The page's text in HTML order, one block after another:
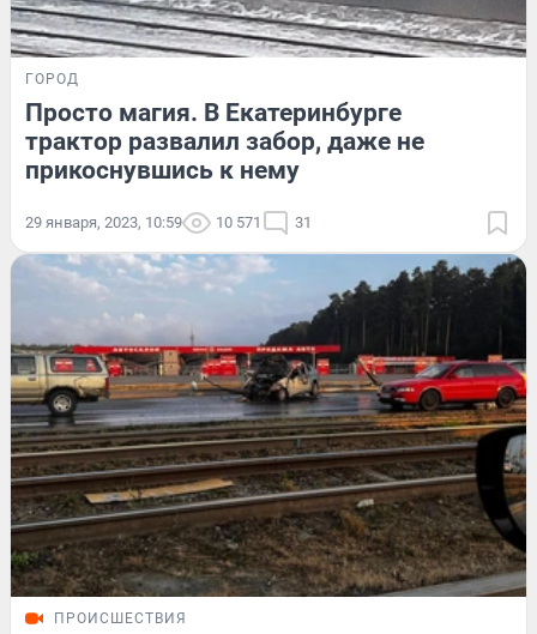
ГОРОД
Просто магия. В Екатеринбурге
трактор развалил забор, даже не
прикоснувшись к нему
29 января, 2023, 10:59 10 571 31
ПРОИСШЕСТВИЯ